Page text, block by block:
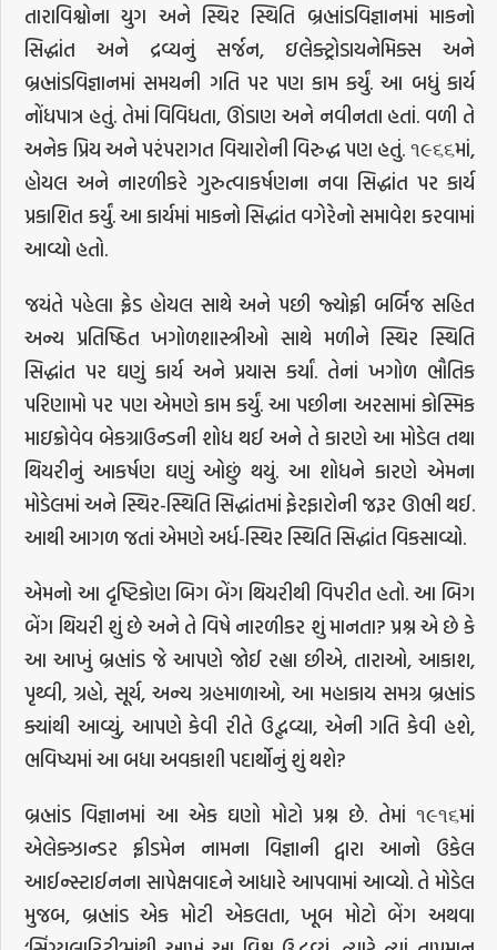
તારાવિશ્વોના યુગ અને સ્થિર સ્થિતિ બ્રહ્માંડવિજ્ઞાનમાં માકનો
સિદ્ધાંત અને દ્રવ્યનું સર્જન, ઇલેક્ટ્રોડાયનેમિક્સ અને
બ્રહ્માંડવિજ્ઞાનમાં સમયની ગતિ પર પણ કામ કર્યું. આ બધું કાર્ય
નોંધપાત્ર હતું. તેમાં વિવિધતા, ઊંડાણ અને નવીનતા હતાં. વળી તે
અનેક પ્રિય અને પરંપરાગત વિચારોની વિરુદ્ધ પણ હતું. ૧૯૬૬માં,
હોયલ અને નારળીકરે ગુરુત્વાકર્ષણના નવા સિદ્ધાંત પર કાર્ય
પ્રકાશિત કર્યું. આ કાર્યમાં માકનો સિદ્ધાંત વગેરેનો સમાવેશ કરવામાં
આવ્યો હતો.
જયંતે પહેલા ફ્રેડ હોયલ સાથે અને પછી જ્યોફ્રી બર્બિજ સહિત
અન્ય પ્રતિષ્ઠિત ખગોળશાસ્ત્રીઓ સાથે મળીને સ્થિર સ્થિતિ
સિદ્ધાંત પર ઘણું કાર્ય અને પ્રયાસ કર્યાં. તેનાં ખગોળ ભૌતિક
પરિણામો પર પણ એમણે કામ કર્યું. આ પછીના અરસામાં કોસ્મિક
માઇક્રોવેવ બેકગ્રાઉન્ડની શોધ થઈ અને તે કારણે આ મોડેલ તથા
થિયરીનું આકર્ષણ ઘણું ઓછું થયું. આ શોધને કારણે એમના
મોડેલમાં અને સ્થિર-સ્થિતિ સિદ્ધાંતમાં ફેરફારોની જરૂર ઊભી થઈ.
આથી આગળ જતાં એમણે અર્ધ-સ્થિર સ્થિતિ સિદ્ધાંત વિકસાવ્યો.
એમનો આ દૃષ્ટિકોણ બિગ બેંગ થિયરીથી વિપરીત હતો. આ બિગ
બેંગ થિયરી શું છે અને તે વિષે નારળીકર શું માનતા? પ્રશ્ન એ છે કે
આ આખું બ્રહ્માંડ જે આપણે જોઈ રહ્યા છીએ, તારાઓ, આકાશ,
પૃથ્વી, ગ્રહો, સૂર્ય, અન્ય ગ્રહમાળાઓ, આ મહાકાય સમગ્ર બ્રહ્માંડ
ક્યાંથી આવ્યું, આપણે કેવી રીતે ઉદ્ભવ્યા, એની ગતિ કેવી હશે,
ભવિષ્યમાં આ બધા અવકાશી પદાર્થોનું શું થશે?
બ્રહ્માંડ વિજ્ઞાનમાં આ એક ઘણો મોટો પ્રશ્ન છે. તેમાં ૧૯૧૬માં
એલેક્ઝાન્ડર ફ્રીડમેન નામના વિજ્ઞાની દ્વારા આનો ઉકેલ
આઈન્સ્ટાઈનના સાપેક્ષવાદને આધારે આપવામાં આવ્યો. તે મોડેલ
મુજબ, બ્રહ્માંડ એક મોટી એકલતા, ખૂબ મોટો બેંગ અથવા